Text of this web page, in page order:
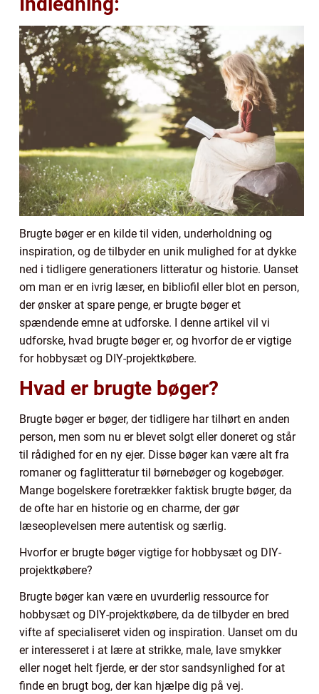
Brugte bøger er en kilde til viden, underholdning og
inspiration, og de tilbyder en unik mulighed for at dykke
ned i tidligere generationers litteratur og historie. Uanset
om man er en ivrig læser, en bibliofil eller blot en person,
der ønsker at spare penge, er brugte bøger et
spændende emne at udforske. I denne artikel vil vi
udforske, hvad brugte bøger er, og hvorfor de er vigtige
for hobbysæt og DIY-projektkøbere.
Hvad er brugte bøger?
Brugte bøger er bøger, der tidligere har tilhørt en anden
person, men som nu er blevet solgt eller doneret og står
til rådighed for en ny ejer. Disse bøger kan være alt fra
romaner og faglitteratur til børnebøger og kogebøger.
Mange bogelskere foretrækker faktisk brugte bøger, da
de ofte har en historie og en charme, der gør
læseoplevelsen mere autentisk og særlig.
Hvorfor er brugte bøger vigtige for hobbysæt og DIY-
projektkøbere?
Brugte bøger kan være en uvurderlig ressource for
hobbysæt og DIY-projektkøbere, da de tilbyder en bred
vifte af specialiseret viden og inspiration. Uanset om du
er interesseret i at lære at strikke, male, lave smykker
eller noget helt fjerde, er der stor sandsynlighed for at
finde en brugt bog, der kan hjælpe dig på vej.